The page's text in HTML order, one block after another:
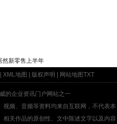
然新零售上半年
XML地图 版权声明 网站地图TXT
的企业资讯门户网站之一
频、音频等资料均来自互联网，不代表本
关作品的原创性、文中陈述文字以及内容